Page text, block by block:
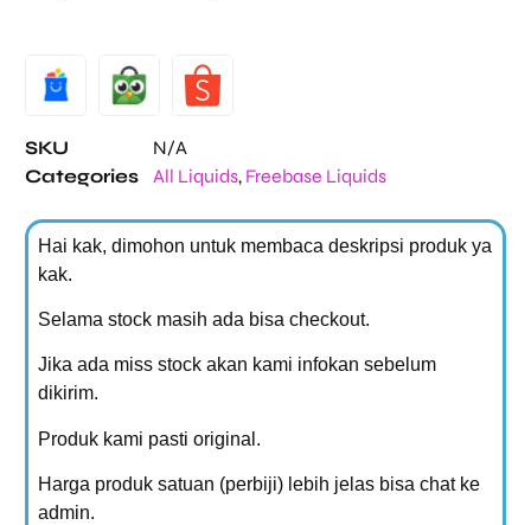
SKU
N/A
Categories
All Liquids, Freebase Liquids
Hai kak, dimohon untuk membaca deskripsi produk ya
kak.
Selama stock masih ada bisa checkout.
Jika ada miss stock akan kami infokan sebelum
dikirim.
Produk kami pasti original.
Harga produk satuan (perbiji) lebih jelas bisa chat ke
admin.